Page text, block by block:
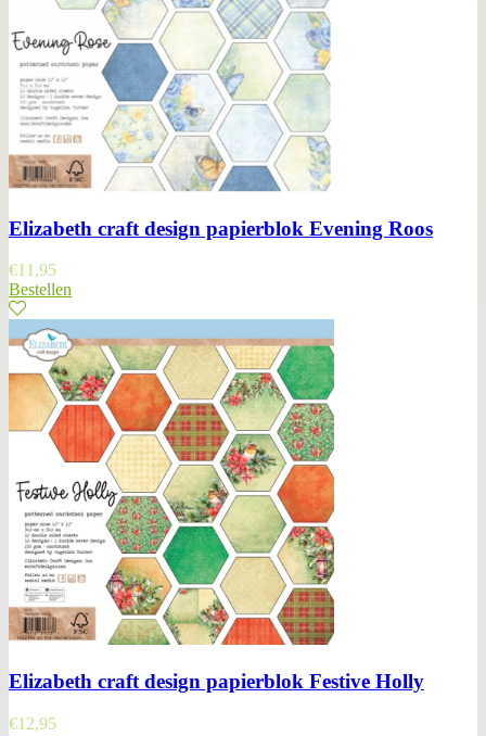
Elizabeth craft design papierblok Evening Roos
€11,95
Bestellen
Elizabeth craft design papierblok Festive Holly
€12,95